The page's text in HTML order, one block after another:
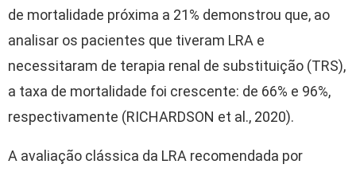
de mortalidade próxima a 21% demonstrou que, ao
analisar os pacientes que tiveram LRA e
necessitaram de terapia renal de substituição (TRS),
a taxa de mortalidade foi crescente: de 66% e 96%,
respectivamente (RICHARDSON et al., 2020).
A avaliação clássica da LRA recomendada por